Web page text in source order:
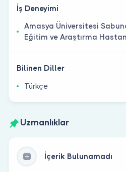
İş Deneyimi
Amasya Üniversitesi
Eğitim ve Araştırma
Bilinen Diller
Türkçe
Uzmanlıklar
İçerik Bulunamadı